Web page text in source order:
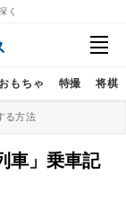
く
おもちゃ 特撮 将棋
る方法
車」乗車記